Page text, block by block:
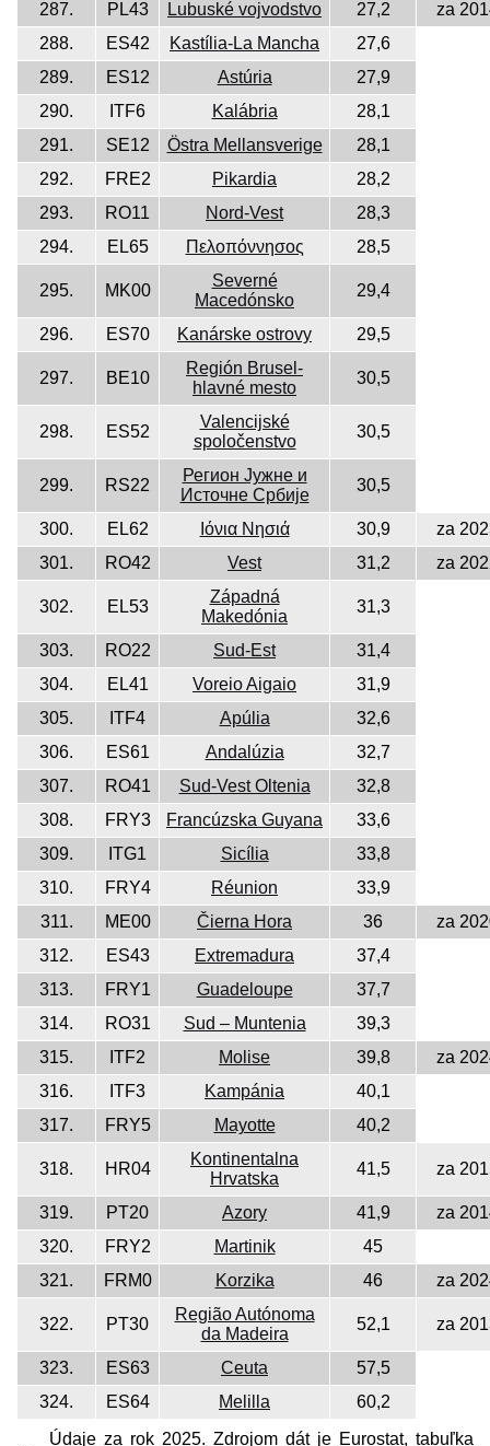
287. PL43 Lubuské vojvodstvo 27,2
za
288.
ES42 Kastília-La Mancha
27,6
289.
ES12 Astúria
27,9
290.
ITF6 Kalábria
28,1
291.
SE12 Östra Mellansverige
28,1
292.
FRE2 Pikardia
28,2
293.
RO11 Nord-Vest
28,3
294.
EL65 Πελοπόννησος 28,5
295. MK00
Severné
Macedónsko
29,4
296. ES70 Kanárske ostrovy 29,5
297. BE10
Región Brusel-
hlavné mesto
30,5
298. ES52
Valencijské
spoločenstvo
30,5
299. RS22
Регион Јужне и
Источне Србије
30,5
300. EL62 Ιόνια Νησιά 30,9
za
301.
RO42 Vest 31,2 za
302. EL53
Západná
Makedónia
31,3
303. RO22 Sud-Est
31,4
304.
EL41 Voreio Aigaio
31,9
305.
ITF4 Apúlia
32,6
306.
ES61 Andalúzia
32,7
307.
RO41 Sud-Vest Oltenia
32,8
308.
FRY3 Francúzska Guyana
33,6
309.
ITG1 Sicília
33,8
310.
FRY4 Réunion
33,9
311.
ME00 Čierna Hora 36
za
312.
ES43 Extremadura
37,4
313.
FRY1 Guadeloupe
37,7
314.
RO31 Sud – Muntenia
39,3
315.
ITF2 Molise 39,8
za
316.
ITF3 Kampánia
40,1
317.
FRY5 Mayotte 40,2
318. HR04
Kontinentalna
Hrvatska
41,5 za
319. PT20 Azory 41,9
za
320.
FRY2 Martinik
45
321.
FRM0 Korzika 46 za
322. PT30
Região Autónoma
da Madeira
52,1 za
323. ES63 Ceuta
57,5
324.
ES64 Melilla
60,2
Údaje za rok 2025. Zdrojom dát je Eurostat, tabuľka